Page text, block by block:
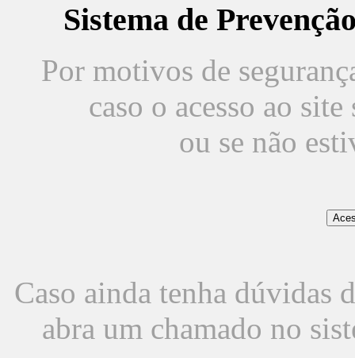
Sistema de
Por motivos de
caso o acesso ao
ou se não
Caso ainda tenha dúvidas
abra um chamado no